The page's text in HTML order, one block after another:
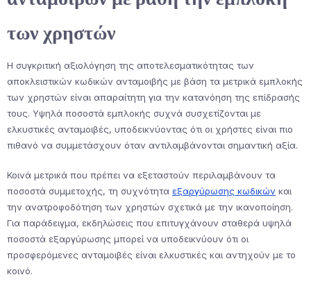
των χρηστών
Η συγκριτική αξιολόγηση της αποτελεσματικότητας των
αποκλειστικών κωδικών ανταμοιβής με βάση τα μετρικά εμπλοκής
των χρηστών είναι απαραίτητη για την κατανόηση της επίδρασής
τους. Υψηλά ποσοστά εμπλοκής συχνά συσχετίζονται με
ελκυστικές ανταμοιβές, υποδεικνύοντας ότι οι χρήστες είναι πιο
πιθανό να συμμετάσχουν όταν αντιλαμβάνονται σημαντική αξία.
Κοινά μετρικά που πρέπει να εξεταστούν περιλαμβάνουν τα
ποσοστά συμμετοχής, τη συχνότητα εξαργύρωσης κωδικών και
την ανατροφοδότηση των χρηστών σχετικά με την ικανοποίηση.
Για παράδειγμα, εκδηλώσεις που επιτυγχάνουν σταθερά υψηλά
ποσοστά εξαργύρωσης μπορεί να υποδεικνύουν ότι οι
προσφερόμενες ανταμοιβές είναι ελκυστικές και αντηχούν με το
κοινό.